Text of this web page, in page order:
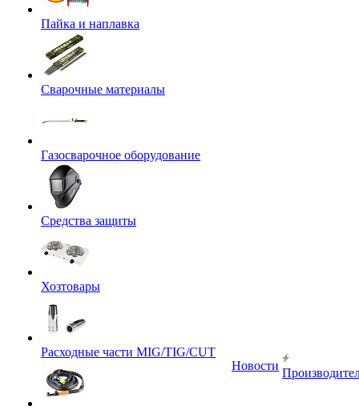
Пайка и наплавка
Сварочные материалы
Газосварочное оборудование
Средства защиты
Хозтовары
Расходные части MIG/TIG/CUT
Новости